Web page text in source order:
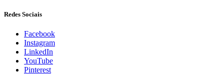
Redes Sociais
Facebook
Instagram
LinkedIn
YouTube
Pinterest